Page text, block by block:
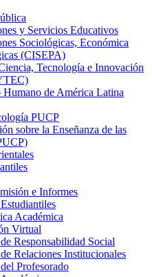
y Servicios Educativos
Sociológicas, Económica
(CISEPA)
Tecnología e Innovación
de América Latina
PUCP
sobre la Enseñanza de las
e Informes
Académica
Virtual
Responsabilidad Social
Relaciones Institucionales
Profesorado